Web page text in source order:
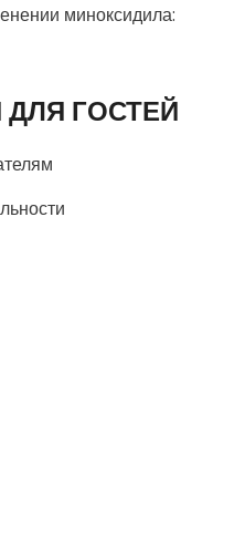
миноксидила:
ГОСТЕЙ